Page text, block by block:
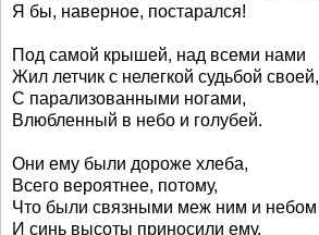
Я бы, наверное, постарался!
Под самой крышей, над всеми нами
Жил летчик с нелегкой судьбой своей,
С парализованными ногами,
Влюбленный в небо и голубей.
Они ему были дороже хлеба,
Всего вероятнее, потому,
Что были связными меж ним и небом
И синь высоты приносили ему.